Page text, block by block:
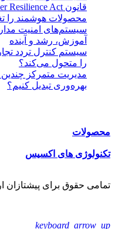
محصولات هوشمند را
سیستم‌های امنیت
آموزش، رشد و آینده
سیستم کنترل تردد
را متحول می‌کند؟
مدیریت متمرکز چندین
بهره‌وری تبدیل کنیم؟
محصولات
تکنولوژی های اکسیس
تمامی حقوق برای
keyboard_arrow_up